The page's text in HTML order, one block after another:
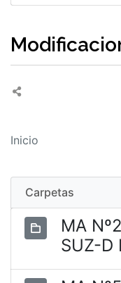
Inicio
Carpetas
MA
SUZ-D